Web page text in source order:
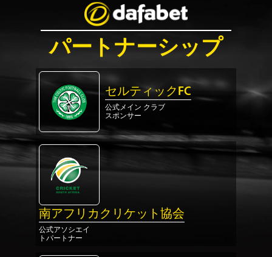
パートナーシップ
セルティックFC
公式メイン クラブ
スポンサー
南アフリカクリケット協会
公式アソシエイ
トパートナー